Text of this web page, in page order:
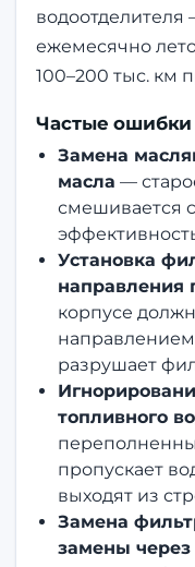
ежемесячно
100–200 тыс. км
Частые
Замена
масла —
смешивается
Установка
направления
корпусе
разрушает
топливного
пропускает
выходят из
Замена
замены через